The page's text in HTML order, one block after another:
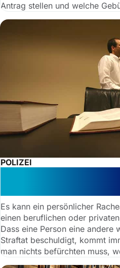
Antrag stellen und welche
POLIZEI
Es kann ein persönlicher
einen beruflichen oder
Dass eine Person eine andere
Straftat beschuldigt, kommt
man nichts befürchten muss,
versehentlich falsch